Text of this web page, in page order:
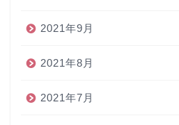
2021年9月
2021年8月
2021年7月